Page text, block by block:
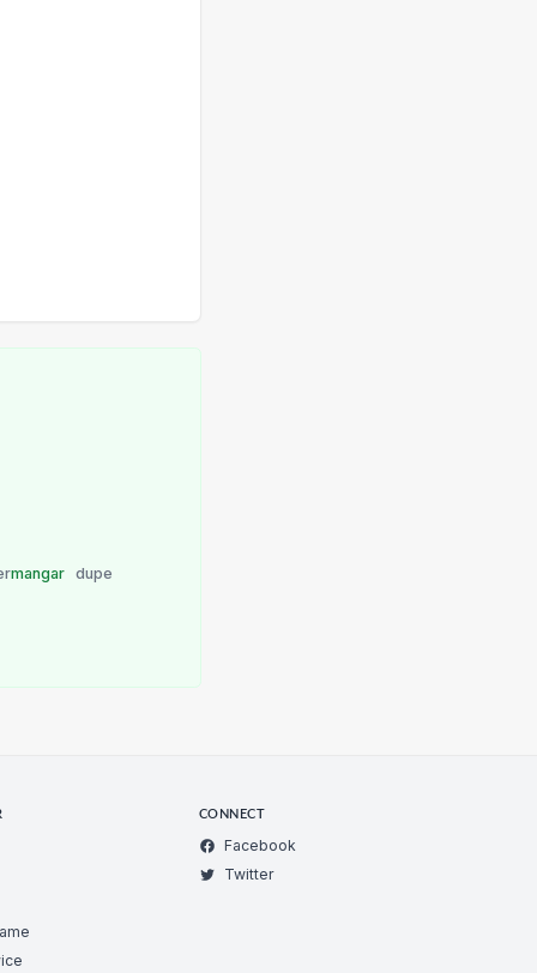
mangar dupe
CONNECT
Facebook
Twitter